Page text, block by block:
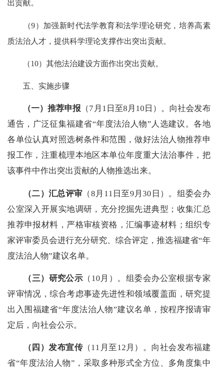
出贡献。
（9）加强新时代法学教育和法学理论研究，培养高素
质法治人才，提供科学理论支撑作出突出贡献。
（10）其他法治建设方面作出突出贡献。
五、实施步骤
（一）推荐申报 （7月1日至8月10日）。向社会发布
通告，广泛征集福建省“年度法治人物”人选建议。各地
各单位认真对照选树条件和范围，做好法治人物推荐申
报工作，注重梳理本地区本单位年度重大法治事件，把
该事件中作出突出贡献的人物推选出来。
（二）汇总评审 （8月11日至9月30日）。组委会办
公室深入开展实地调研，充分挖掘先进典型；收集汇总
推荐申报材料，严格审核资格，汇编事迹材料；组织专
家评审委员会进行充分研究、综合评定，推选福建省“年
度法治人物”建议名单。
（三）研究公示 （10月）。组委会办公室根据专家
评审情况，综合考虑事迹先进性和领域覆盖面，研究提
出入围福建省“年度法治人物”建议名单，按程序报请审
定后，向社会公示。
（四）发布宣传（11月至12月）。向社会发布福建
省“年度法治人物”，采取多种形式全方位、多角度集中